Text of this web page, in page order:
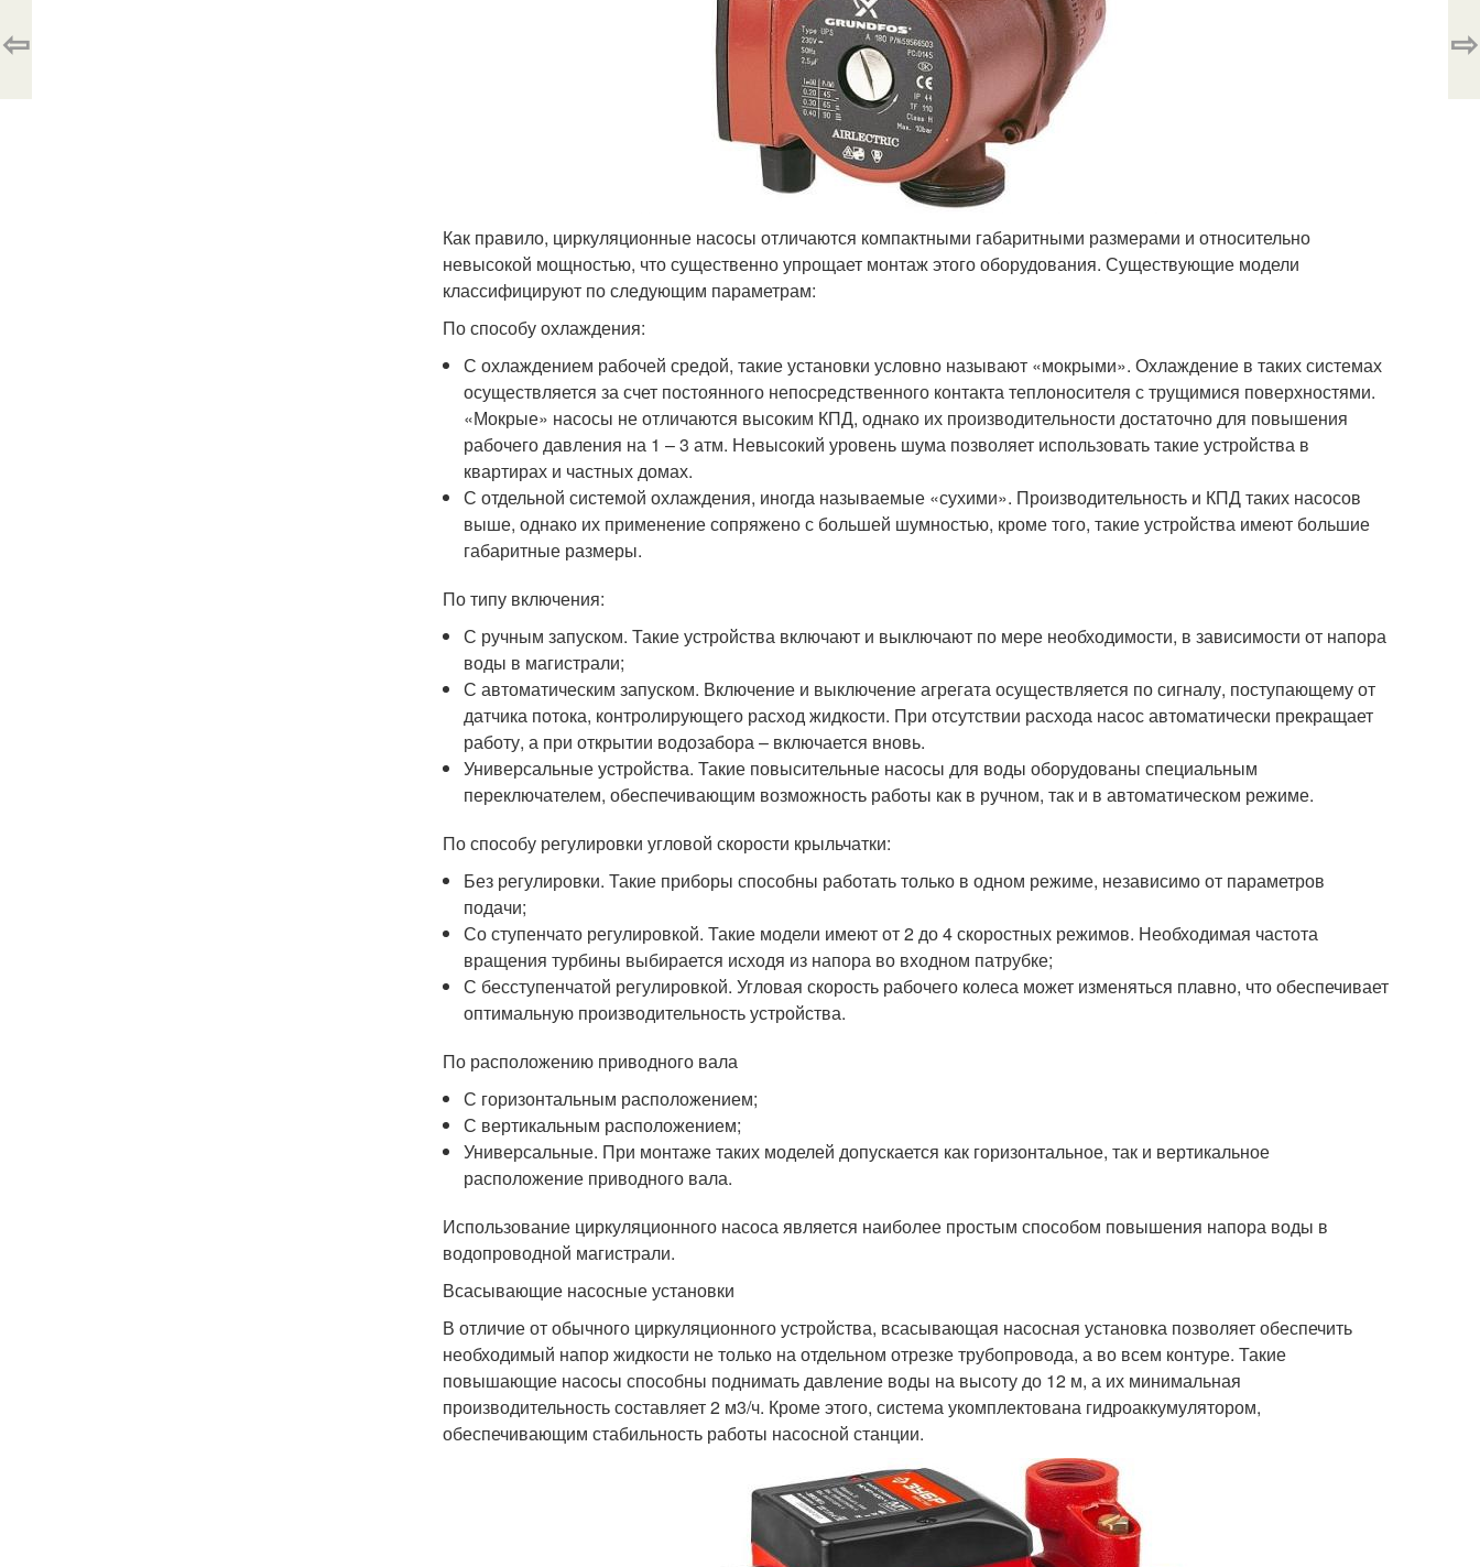
Как правило, циркуляционные насосы отличаются компактными габаритными размерами и относительно
невысокой мощностью, что существенно упрощает монтаж этого оборудования. Существующие модели
классифицируют по следующим параметрам:
По способу охлаждения:
С охлаждением рабочей средой, такие установки условно называют «мокрыми». Охлаждение в таких системах
осуществляется за счет постоянного непосредственного контакта теплоносителя с трущимися поверхностями.
«Мокрые» насосы не отличаются высоким КПД, однако их производительности достаточно для повышения
рабочего давления на 1 – 3 атм. Невысокий уровень шума позволяет использовать такие устройства в
квартирах и частных домах.
С отдельной системой охлаждения, иногда называемые «сухими». Производительность и КПД таких насосов
выше, однако их применение сопряжено с большей шумностью, кроме того, такие устройства имеют большие
габаритные размеры.
По типу включения:
С ручным запуском. Такие устройства включают и выключают по мере необходимости, в зависимости от напора
воды в магистрали;
С автоматическим запуском. Включение и выключение агрегата осуществляется по сигналу, поступающему от
датчика потока, контролирующего расход жидкости. При отсутствии расхода насос автоматически прекращает
работу, а при открытии водозабора – включается вновь.
Универсальные устройства. Такие повысительные насосы для воды оборудованы специальным
переключателем, обеспечивающим возможность работы как в ручном, так и в автоматическом режиме.
По способу регулировки угловой скорости крыльчатки:
Без регулировки. Такие приборы способны работать только в одном режиме, независимо от параметров
подачи;
Со ступенчато регулировкой. Такие модели имеют от 2 до 4 скоростных режимов. Необходимая частота
вращения турбины выбирается исходя из напора во входном патрубке;
С бесступенчатой регулировкой. Угловая скорость рабочего колеса может изменяться плавно, что обеспечивает
оптимальную производительность устройства.
По расположению приводного вала
С горизонтальным расположением;
С вертикальным расположением;
Универсальные. При монтаже таких моделей допускается как горизонтальное, так и вертикальное
расположение приводного вала.
Использование циркуляционного насоса является наиболее простым способом повышения напора воды в
водопроводной магистрали.
Всасывающие насосные установки
В отличие от обычного циркуляционного устройства, всасывающая насосная установка позволяет обеспечить
необходимый напор жидкости не только на отдельном отрезке трубопровода, а во всем контуре. Такие
повышающие насосы способны поднимать давление воды на высоту до 12 м, а их минимальная
производительность составляет 2 м3/ч. Кроме этого, система укомплектована гидроаккумулятором,
обеспечивающим стабильность работы насосной станции.
⇦ ⇨